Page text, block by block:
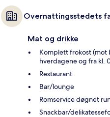
Overnattingsstedets
Mat og drikke
Komplett frokost (mot
hverdagene og fra kl.
Restaurant
Bar/lounge
Romservice døgnet
Snackbar/